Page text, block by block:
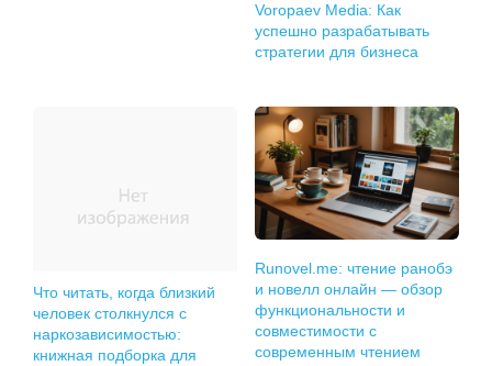
Voropaev Media: Как
успешно разрабатывать
стратегии для бизнеса
Что читать, когда близкий
человек столкнулся с
наркозависимостью:
книжная подборка для
Runovel.me: чтение ранобэ
и новелл онлайн — обзор
функциональности и
совместимости с
современным чтением